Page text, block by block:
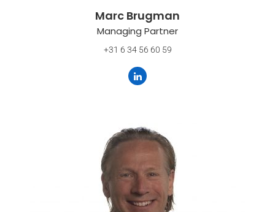
Marc Brugman
Managing Partner
+31 6 34 56 60 59